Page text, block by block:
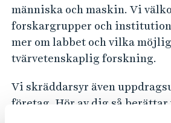
människa och maskin. Vi
forskargrupper och
mer om labbet och vilka
tvärvetenskaplig forskning.
Vi skräddarsyr även
företag. Hör av dig så berättar